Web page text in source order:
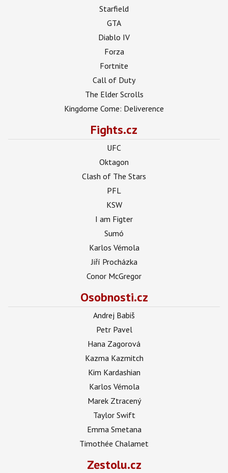
Starfield
GTA
Diablo IV
Forza
Fortnite
Call of Duty
The Elder Scrolls
Kingdome Come: Deliverence
Fights.cz
UFC
Oktagon
Clash of The Stars
PFL
KSW
I am Figter
Sumó
Karlos Vémola
Jiří Procházka
Conor McGregor
Osobnosti.cz
Andrej Babiš
Petr Pavel
Hana Zagorová
Kazma Kazmitch
Kim Kardashian
Karlos Vémola
Marek Ztracený
Taylor Swift
Emma Smetana
Timothée Chalamet
Zestolu.cz